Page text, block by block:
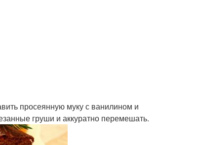
просеянную муку с ванилином и
груши и аккуратно перемешать.